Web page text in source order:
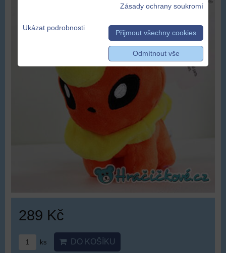
289 Kč
ks DO KOŠÍKU
Zásady ochrany soukromí
Ukázat podrobnosti
Přijmout všechny cookies
Odmítnout vše